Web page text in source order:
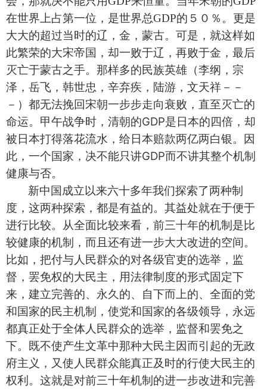
在世界上占第一位，是世界总GDP的５０ ％。更是
大大的超过当时的辽，金，蒙古。可是，就这样如
此繁荣的大宋帝国，却一败于辽，再败于金，最后
灭亡于蒙古之手。那样多的民族英雄（李纲，宗
泽，岳飞，韩世忠，辛弃疾，陆游，文天祥－－
－）都无法挽回宋朝一步步走向衰败，直至灭亡的
命运。甲午战争时，清朝的GDP是日本的四倍，却
被日本打得落花流水，给日本赔款两亿两白银。因
此，一个国家，决不能只讲GDP而不讲其整个机制
健康与否。
新中国成立以来六十多年我们探索了两种制
度，这两种探索，都是有益的。其益处就在于便于
进行比较。从全面比较来看，前三十年的机制是比
较健康的机制，而且还有进一步大大改进的空间。
比如，把付与人民群众的对各级官吏的选举，监
督，罢免权的大民主，用法律制度的形式固定下
来， 建立完善的、永久的、自下而上的、全面的党
和国家的民主机制，使党和国家的各级领导，永远
都真正处于全体人民群众的选举，监督和罢免之
下。既不使产生文革中那种大民主因而引起的无政
府主义，又使人民群众能真正及时的行使大民主的
权利。这就是对前三十年机制的进一步改进和完善